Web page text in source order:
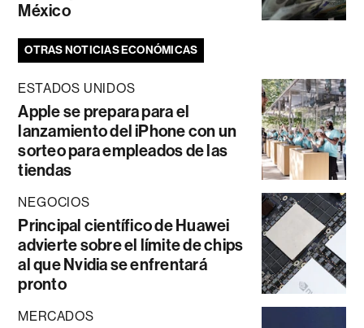
México
OTRAS NOTICIAS ECONÓMICAS
ESTADOS UNIDOS
Apple se prepara para el
lanzamiento del iPhone con un
sorteo para empleados de las
tiendas
NEGOCIOS
Principal científico de Huawei
advierte sobre el límite de chips
al que Nvidia se enfrentará
pronto
MERCADOS